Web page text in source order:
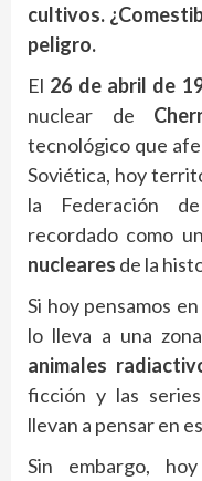
cultivos.
peligro.
El 26 de abril de
nuclear de
tecnológico que
Soviética, hoy
la Federación
recordado como
nucleares de la
Si hoy pensamos
lo lleva a una
animales
ficción y las
llevan a pensar en
Sin embargo,